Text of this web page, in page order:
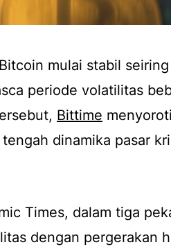
mulai stabil
periode volatilitas
Bittime
dinamika pasar
Times, dalam tiga
dengan pergerakan